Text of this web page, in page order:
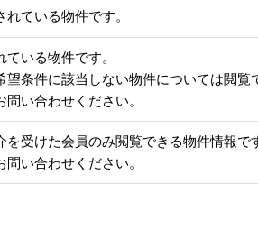
ている物件です。
いる物件です。
望条件に該当しない物件については閲覧
い合わせください。
受けた会員のみ閲覧できる物件情報で
い合わせください。